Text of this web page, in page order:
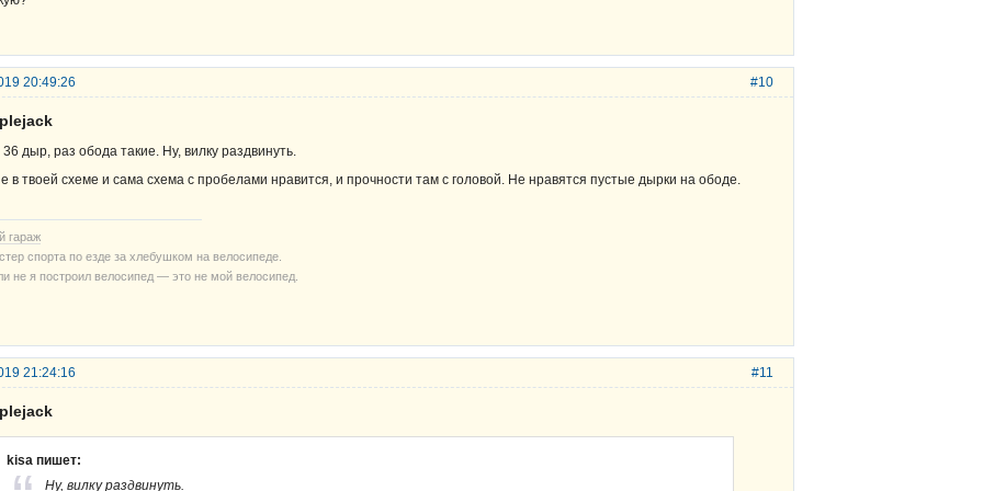
#10
20:49:26
дыр, раз обода такие. Ну, вилку раздвинуть.
в твоей схеме и сама схема с пробелами нравится, и прочности там с головой. Не нравятся пустые дырки на ободе.
гараж
спорта по езде за хлебушком на велосипеде.
не я построил велосипед — это не мой велосипед.
#11
21:24:16
kisa пишет:
Ну, вилку раздвинуть.